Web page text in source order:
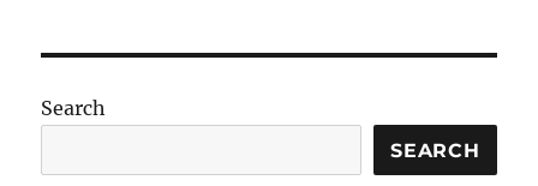
Search
SEARCH